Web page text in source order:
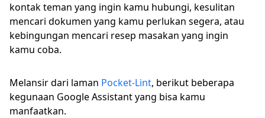
kontak teman yang ingin kamu hubungi, kesulitan
mencari dokumen yang kamu perlukan segera, atau
kebingungan mencari resep masakan yang ingin
kamu coba.
Melansir dari laman Pocket-Lint, berikut beberapa
kegunaan Google Assistant yang bisa kamu
manfaatkan.